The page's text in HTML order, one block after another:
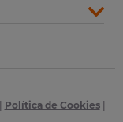
Política de Cookies|